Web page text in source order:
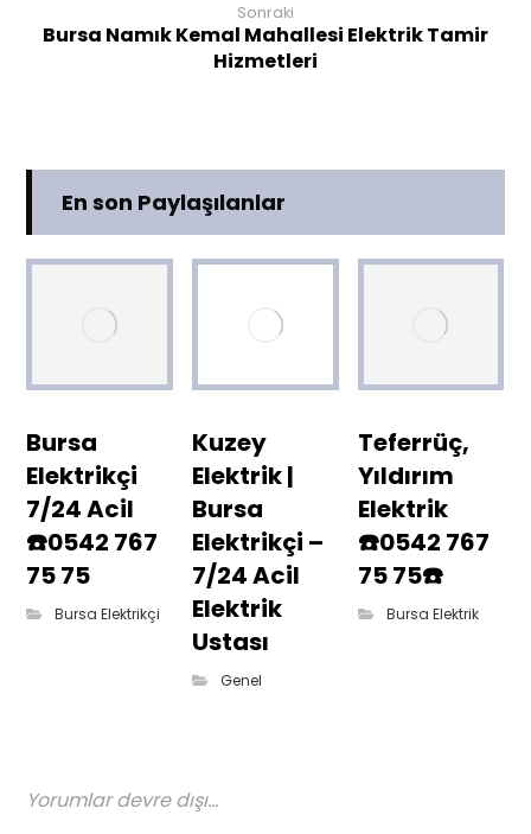
Sonraki
Bursa Namık Kemal Mahallesi Elektrik Tamir
Hizmetleri
En son Paylaşılanlar
Bursa
Elektrikçi
7/24 Acil
☎️0542 767
75 75
Bursa Elektrikçi
Kuzey
Elektrik |
Bursa
Elektrikçi –
7/24 Acil
Elektrik
Ustası
Genel
Teferrüç,
Yıldırım
Elektrik
☎️0542 767
75 75☎️
Bursa Elektrik
Yorumlar devre dışı...